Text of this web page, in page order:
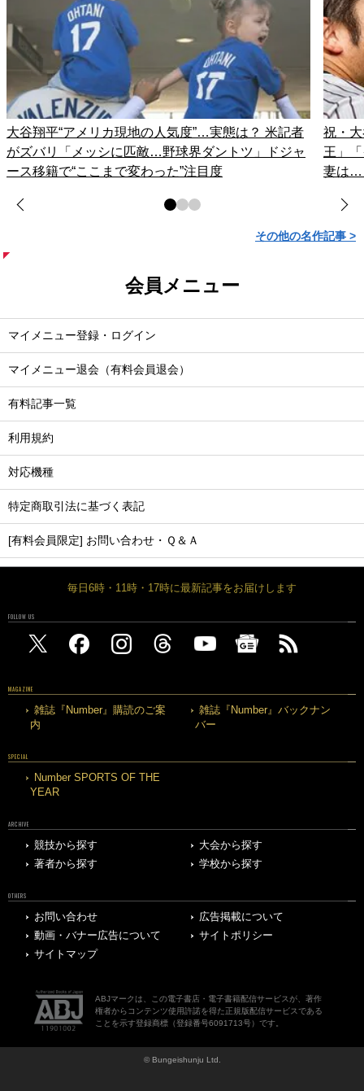
大谷翔平“アメリカ現地の人気度”…実態は？ 米記者
がズバリ「メッシに匹敵…野球界ダントツ」ドジャ
ース移籍で“ここまで変わった”注目度
祝・
王」
妻は…
その他の名作記事 >
会員メニュー
マイメニュー登録・ログイン
マイメニュー退会（有料会員退会）
有料記事一覧
利用規約
対応機種
特定商取引法に基づく表記
[有料会員限定] お問い合わせ・Ｑ＆Ａ
毎日6時・11時・17時に最新記事をお届けします
FOLLOW US
MAGAZINE
雑誌『Number』購読のご案
内
雑誌『Number』バックナン
バー
SPECIAL
Number SPORTS OF THE
YEAR
ARCHIVE
競技から探す
大会から探す
著者から探す
学校から探す
OTHERS
お問い合わせ
広告掲載について
動画・バナー広告について
サイトポリシー
サイトマップ
ABJマークは、この電子書店・電子書籍配信サービスが、著作
権者からコンテンツ使用許諾を得た正規版配信サービスである
ことを示す登録商標（登録番号6091713号）です。
© Bungeishunju Ltd.